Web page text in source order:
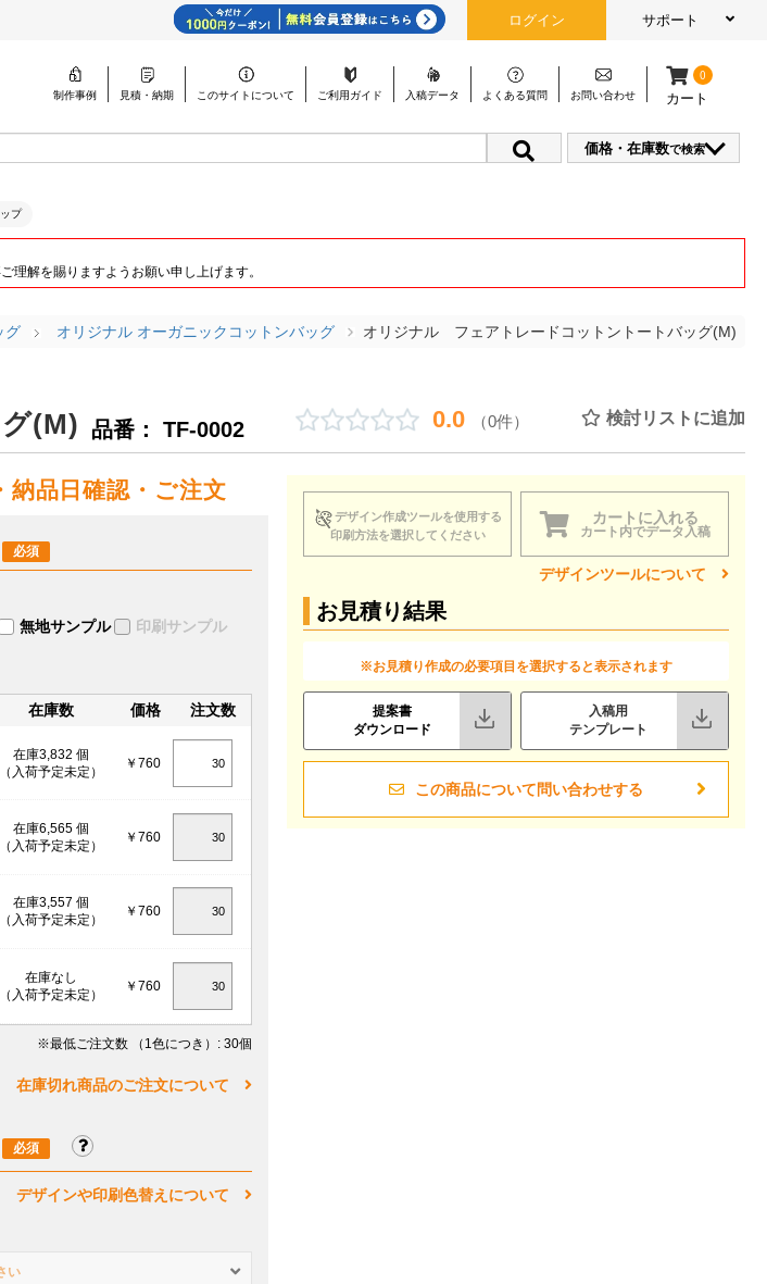
ログイン サポート
制作事例
見積・納期 このサイトについて ご利用ガイド 入稿データ よくある質問 お問い合わせ
0
カート
価格・在庫数で検索
プ
解を賜りますようお願い申し上げます。
グ オリジナル オーガニックコットンバッグ オリジナル フェアトレードコットントートバッグ(M)
(M) 品番： TF-0002 0.0 （0件） 検討リストに追加
納品日確認・ご注文
無地サンプル 印刷サンプル
在庫数 価格 注文数
在庫3,832 個
（入荷予定未定）
￥760
在庫6,565 個
（入荷予定未定）
￥760
在庫3,557 個
（入荷予定未定）
￥760
在庫なし
（入荷予定未定）
￥760
※最低ご注文数 （1色につき） : 30個
在庫切れ商品のご注文について
デザインや印刷色替えについて
い
デザイン作成ツールを使用する
印刷方法を選択してください
カートに入れる
カート内でデータ入稿
デザインツールについて
お見積り結果
※お見積り作成の必要項目を選択すると表示されます
提案書
ダウンロード
入稿用
テンプレート
この商品について問い合わせする